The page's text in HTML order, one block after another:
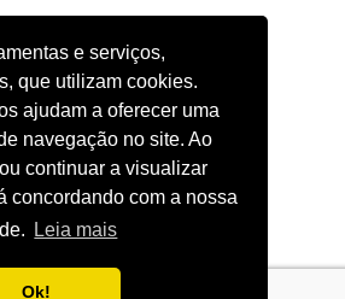
e serviços,
que utilizam cookies.
ajudam a oferecer uma
navegação no site. Ao
continuar a visualizar
concordando com a nossa
Leia mais
Ok!